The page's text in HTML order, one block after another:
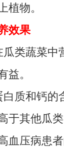
植物。
效果
蔬菜中
益。
和钙的
于其他瓜
血压病患者